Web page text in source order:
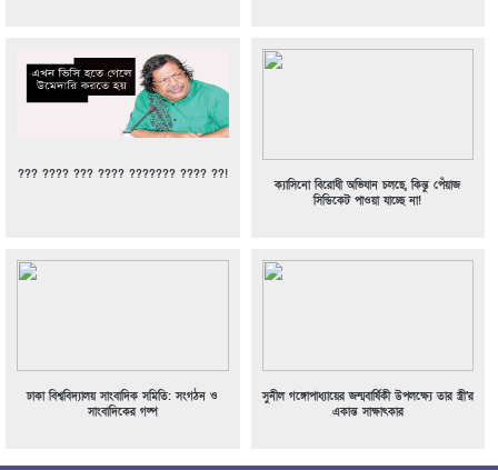
??? ???? ??? ???? ??????? ???? ??!
ক্যাসিনো বিরোধী অভিযান চলছে, কিন্তু পেঁয়াজ
সিন্ডিকেট পাওয়া যাচ্ছে না!
ঢাকা বিশ্ববিদ্যালয় সাংবাদিক সমিতি: সংগঠন ও
সাংবাদিকের গল্প
সুনীল গঙ্গোপাধ্যায়ের জন্মবার্ষিকী উপলক্ষ্যে তার স্ত্রী’র
একান্ত সাক্ষাৎকার